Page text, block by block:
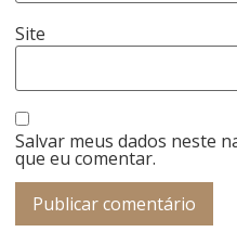
Site
Salvar meus dados neste
que eu comentar.